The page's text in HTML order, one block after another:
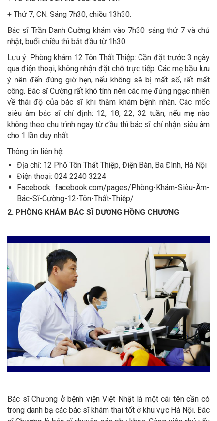
+ Thứ 7, CN: Sáng 7h30, chiều 13h30.
Bác sĩ Trần Danh Cường khám vào 7h30 sáng thứ 7 và chủ
nhật, buổi chiều thì bắt đầu từ 1h30.
Lưu ý: Phòng khám 12 Tôn Thất Thiệp: Cần đặt trước 3 ngày
qua điện thoại, không nhận đặt chỗ trực tiếp. Các mẹ bầu lưu
ý nên đến đúng giờ hẹn, nếu không sẽ bị mất số, rất mất
công. Bác sĩ Cường rất khó tính nên các mẹ đừng ngạc nhiên
về thái độ của bác sĩ khi thăm khám bệnh nhân. Các mốc
siêu âm bác sĩ chỉ định: 12, 18, 22, 32 tuần, nếu mẹ nào
không theo chu trình ngay từ đầu thì bác sĩ chỉ nhận siêu âm
cho 1 lần duy nhất.
Thông tin liên hệ:
Địa chỉ: 12 Phố Tôn Thất Thiệp, Điện Bàn, Ba Đình, Hà Nội
Điện thoại: 024 2240 3224
Facebook: facebook.com/pages/Phòng-Khám-Siêu-Âm-
Bác-Sĩ-Cường-12-Tôn-Thất-Thiệp/
2. PHÒNG KHÁM BÁC SĨ DƯƠNG HỒNG CHƯƠNG
Bác sĩ Chương ở bệnh viện Việt Nhật là một cái tên cần có
trong danh bạ các bác sĩ khám thai tốt ở khu vực Hà Nội. Bác